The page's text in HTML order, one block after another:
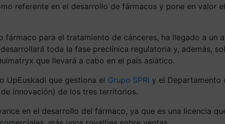
referente en el desarrollo de fármacos y pone en
fármaco para el tratamiento de cánceres, ha llegado a un
toda la fase preclínica regulatoria y, además,
que llevará a cabo en el país asiático.
UpEuskadi que gestiona el Grupo SPRI y el Departamento
innovación) de los tres territorios.
en el desarrollo del fármaco, ya que es una licencia